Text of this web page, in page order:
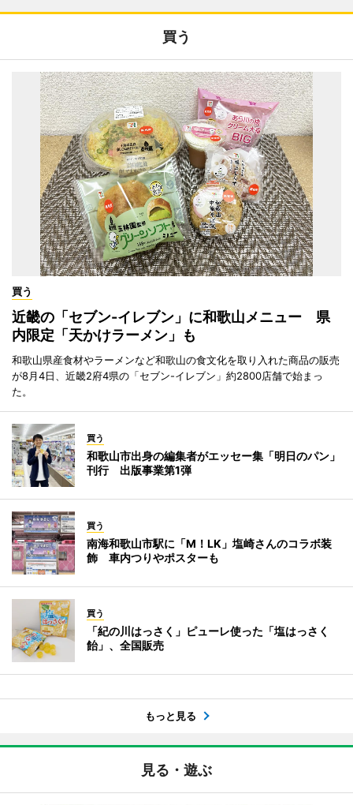
買う
買う
近畿の「セブン-イレブン」に和歌山メニュー 県
内限定「天かけラーメン」も
和歌山県産食材やラーメンなど和歌山の食文化を取り入れた商品の販売
が8月4日、近畿2府4県の「セブン-イレブン」約2800店舗で始まっ
た。
買う
和歌山市出身の編集者がエッセー集「明日のパン」
刊行 出版事業第1弾
買う
南海和歌山市駅に「M！LK」塩崎さんのコラボ装
飾 車内つりやポスターも
買う
「紀の川はっさく」ピューレ使った「塩はっさく
飴」、全国販売
もっと見る
見る・遊ぶ